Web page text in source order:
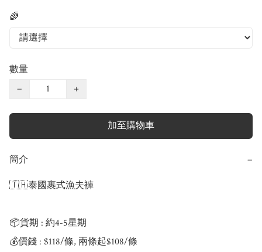
🌈
數量
−
+
加至購物車
簡介 −
🇹🇭泰國裹式漁夫褲
📦貨期 : 約4-5星期
💰價錢 : $118/條, 兩條起$108/條